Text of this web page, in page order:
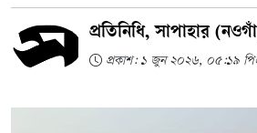
প্রতিনিধি, সাপাহার
প্রকাশ: ১ জুন ২০২৬, ০৫:১৯